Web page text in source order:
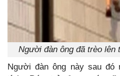
Người đàn ông đã trèo lên
Người đàn ông này sau đó